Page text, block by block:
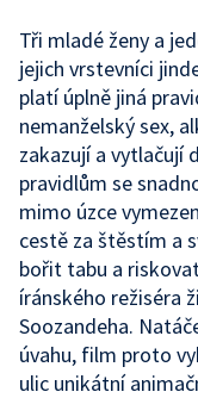
Tři mladé ženy a
jejich vrstevníci
platí úplně jiná
nemanželský sex,
zakazují a vytlačují
pravidlům se
mimo úzce
cestě za štěstím a
bořit tabu a
íránského režiséra
Soozandeha.
úvahu, film proto
ulic unikátní